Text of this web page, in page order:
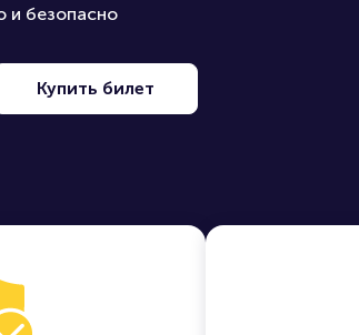
и безопасно
Купить билет